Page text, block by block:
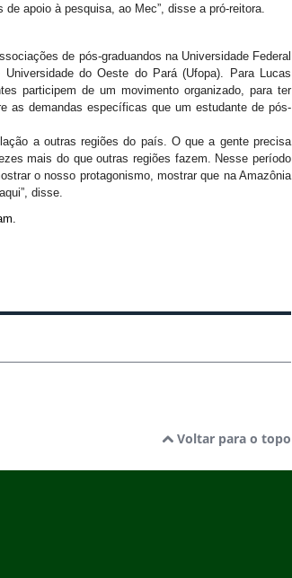
apoio à pesquisa, ao Mec”, disse a pró-reitora.
de pós-graduandos na Universidade Federal
do Oeste do Pará (Ufopa). Para Lucas
participem de um movimento organizado, para ter
as demandas específicas que um estudante de pós-
a outras regiões do país. O que a gente precisa
mais do que outras regiões fazem. Nesse período
o nosso protagonismo, mostrar que na Amazônia
disse.
Voltar para o topo